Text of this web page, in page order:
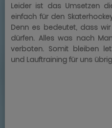
Leider ist das Umsetzen
einfach für den
Denn es bedeutet, dass
dürfen. Alles was nach
verboten. Somit bleiben
und Lauftraining für uns